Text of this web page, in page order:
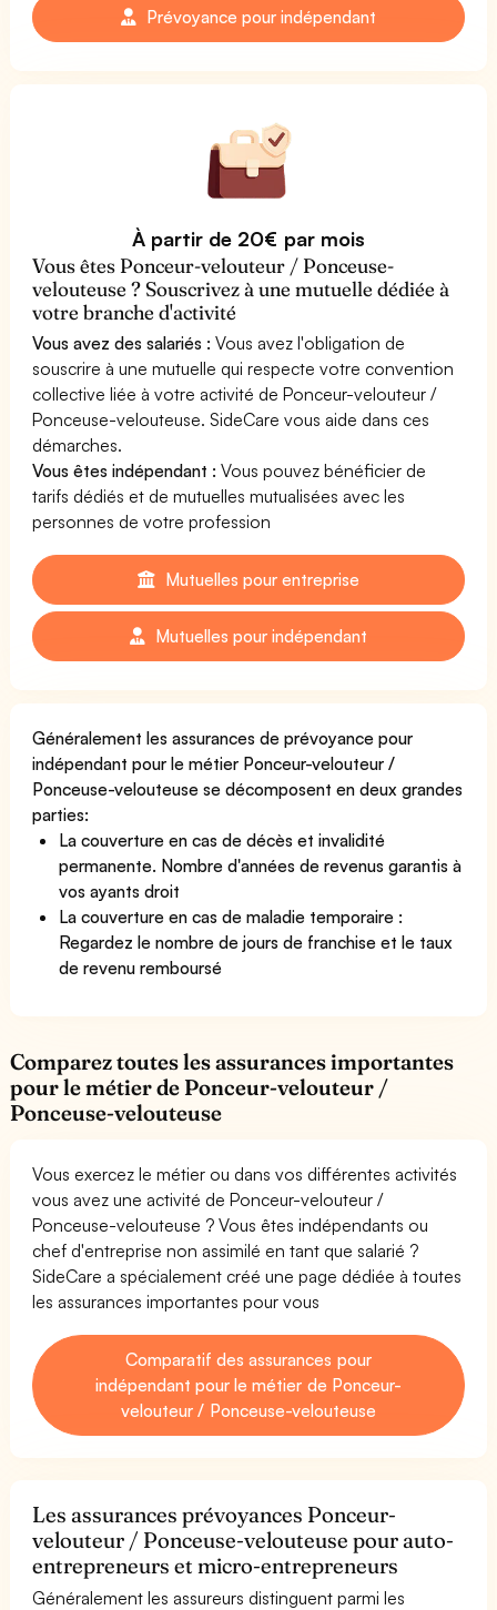
Prévoyance pour indépendant
À partir de 20€ par mois
Vous êtes Ponceur-velouteur / Ponceuse-
velouteuse ? Souscrivez à une mutuelle dédiée à
votre branche d'activité
Vous avez des salariés : Vous avez l'obligation de
souscrire à une mutuelle qui respecte votre convention
collective liée à votre activité de Ponceur-velouteur /
Ponceuse-velouteuse. SideCare vous aide dans ces
démarches.
Vous êtes indépendant : Vous pouvez bénéficier de
tarifs dédiés et de mutuelles mutualisées avec les
personnes de votre profession
Mutuelles pour entreprise
Mutuelles pour indépendant
Généralement les assurances de prévoyance pour
indépendant pour le métier Ponceur-velouteur /
Ponceuse-velouteuse se décomposent en deux grandes
parties:
La couverture en cas de décès et invalidité
permanente. Nombre d'années de revenus garantis à
vos ayants droit
La couverture en cas de maladie temporaire :
Regardez le nombre de jours de franchise et le taux
de revenu remboursé
Comparez toutes les assurances importantes
pour le métier de Ponceur-velouteur /
Ponceuse-velouteuse
Vous exercez le métier ou dans vos différentes activités
vous avez une activité de Ponceur-velouteur /
Ponceuse-velouteuse ? Vous êtes indépendants ou
chef d'entreprise non assimilé en tant que salarié ?
SideCare a spécialement créé une page dédiée à toutes
les assurances importantes pour vous
Comparatif des assurances pour
indépendant pour le métier de Ponceur-
velouteur / Ponceuse-velouteuse
Les assurances prévoyances Ponceur-
velouteur / Ponceuse-velouteuse pour auto-
entrepreneurs et micro-entrepreneurs
Généralement les assureurs distinguent parmi les